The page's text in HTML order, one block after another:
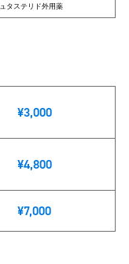
タステリド外用薬
¥3,000
¥4,800
¥7,000